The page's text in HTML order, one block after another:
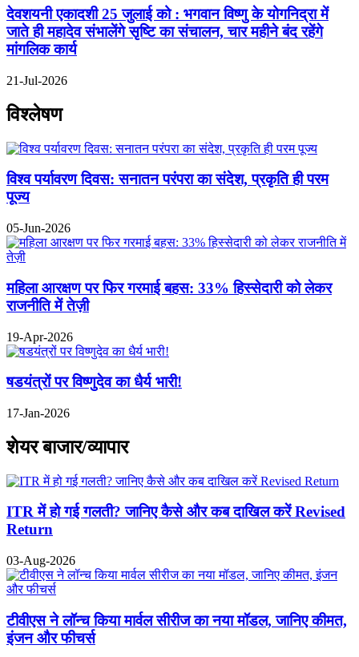
देवशयनी एकादशी 25 जुलाई को : भगवान विष्णु के योगनिद्रा में
जाते ही महादेव संभालेंगे सृष्टि का संचालन, चार महीने बंद रहेंगे
मांगलिक कार्य
21-Jul-2026
विश्लेषण
विश्व पर्यावरण दिवस: सनातन परंपरा का संदेश, प्रकृति ही परम
पूज्य
05-Jun-2026
महिला आरक्षण पर फिर गरमाई बहस: 33% हिस्सेदारी को लेकर
राजनीति में तेज़ी
19-Apr-2026
षडयंत्रों पर विष्णुदेव का धैर्य भारी!
17-Jan-2026
शेयर बाजार/व्यापार
ITR में हो गई गलती? जानिए कैसे और कब दाखिल करें Revised
Return
03-Aug-2026
टीवीएस ने लॉन्च किया मार्वल सीरीज का नया मॉडल, जानिए कीमत,
इंजन और फीचर्स